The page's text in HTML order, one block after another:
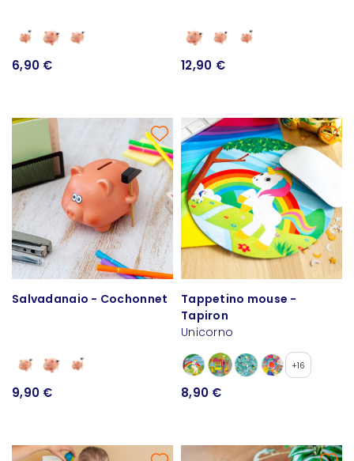
6,90 € 12,90 €
Salvadanaio - Cochonnet
9,90 €
Tappetino mouse -
Tapiron
Unicorno
+16
8,90 €